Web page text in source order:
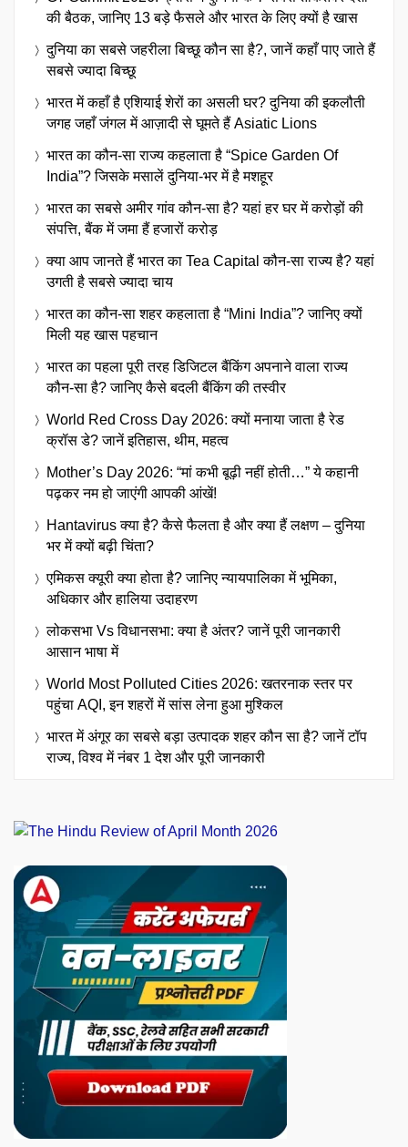
की बैठक, जानिए 13 बड़े फैसले और भारत के लिए क्यों है खास
दुनिया का सबसे जहरीला बिच्छू कौन सा है?, जानें कहाँ पाए जाते हैं
सबसे ज्यादा बिच्छू
भारत में कहाँ है एशियाई शेरों का असली घर? दुनिया की इकलौती
जगह जहाँ जंगल में आज़ादी से घूमते हैं Asiatic Lions
भारत का कौन-सा राज्य कहलाता है “Spice Garden Of
India”? जिसके मसालें दुनिया-भर में है मशहूर
भारत का सबसे अमीर गांव कौन-सा है? यहां हर घर में करोड़ों की
संपत्ति, बैंक में जमा हैं हजारों करोड़
क्या आप जानते हैं भारत का Tea Capital कौन-सा राज्य है? यहां
उगती है सबसे ज्यादा चाय
भारत का कौन-सा शहर कहलाता है “Mini India”? जानिए क्यों
मिली यह खास पहचान
भारत का पहला पूरी तरह डिजिटल बैंकिंग अपनाने वाला राज्य
कौन-सा है? जानिए कैसे बदली बैंकिंग की तस्वीर
World Red Cross Day 2026: क्यों मनाया जाता है रेड
क्रॉस डे? जानें इतिहास, थीम, महत्व
Mother’s Day 2026: “मां कभी बूढ़ी नहीं होती…” ये कहानी
पढ़कर नम हो जाएंगी आपकी आंखें!
Hantavirus क्या है? कैसे फैलता है और क्या हैं लक्षण – दुनिया
भर में क्यों बढ़ी चिंता?
एमिकस क्यूरी क्या होता है? जानिए न्यायपालिका में भूमिका,
अधिकार और हालिया उदाहरण
लोकसभा Vs विधानसभा: क्या है अंतर? जानें पूरी जानकारी
आसान भाषा में
World Most Polluted Cities 2026: खतरनाक स्तर पर
पहुंचा AQI, इन शहरों में सांस लेना हुआ मुश्किल
भारत में अंगूर का सबसे बड़ा उत्पादक शहर कौन सा है? जानें टॉप
राज्य, विश्व में नंबर 1 देश और पूरी जानकारी